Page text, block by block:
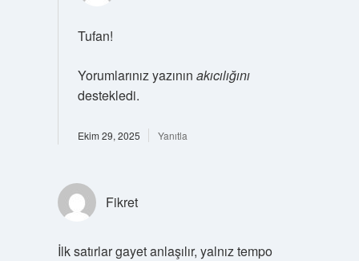
Tufan!
Yorumlarınız yazının akıcılığını
destekledi.
Ekim 29, 2025 Yanıtla
Fikret
İlk satırlar gayet anlaşılır, yalnız tempo